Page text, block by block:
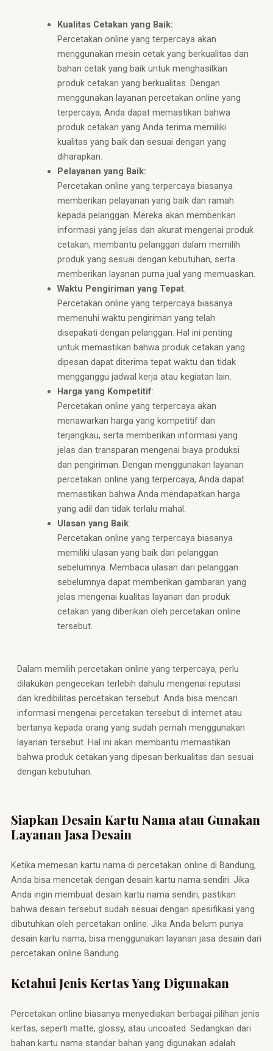
Kualitas Cetakan yang Baik:
Percetakan online yang terpercaya akan
menggunakan mesin cetak yang berkualitas dan
bahan cetak yang baik untuk menghasilkan
produk cetakan yang berkualitas. Dengan
menggunakan layanan percetakan online yang
terpercaya, Anda dapat memastikan bahwa
produk cetakan yang Anda terima memiliki
kualitas yang baik dan sesuai dengan yang
diharapkan.
Pelayanan yang Baik:
Percetakan online yang terpercaya biasanya
memberikan pelayanan yang baik dan ramah
kepada pelanggan. Mereka akan memberikan
informasi yang jelas dan akurat mengenai produk
cetakan, membantu pelanggan dalam memilih
produk yang sesuai dengan kebutuhan, serta
memberikan layanan purna jual yang memuaskan.
Waktu Pengiriman yang Tepat:
Percetakan online yang terpercaya biasanya
memenuhi waktu pengiriman yang telah
disepakati dengan pelanggan. Hal ini penting
untuk memastikan bahwa produk cetakan yang
dipesan dapat diterima tepat waktu dan tidak
mengganggu jadwal kerja atau kegiatan lain.
Harga yang Kompetitif:
Percetakan online yang terpercaya akan
menawarkan harga yang kompetitif dan
terjangkau, serta memberikan informasi yang
jelas dan transparan mengenai biaya produksi
dan pengiriman. Dengan menggunakan layanan
percetakan online yang terpercaya, Anda dapat
memastikan bahwa Anda mendapatkan harga
yang adil dan tidak terlalu mahal.
Ulasan yang Baik:
Percetakan online yang terpercaya biasanya
memiliki ulasan yang baik dari pelanggan
sebelumnya. Membaca ulasan dari pelanggan
sebelumnya dapat memberikan gambaran yang
jelas mengenai kualitas layanan dan produk
cetakan yang diberikan oleh percetakan online
tersebut.
Dalam memilih percetakan online yang terpercaya, perlu
dilakukan pengecekan terlebih dahulu mengenai reputasi
dan kredibilitas percetakan tersebut. Anda bisa mencari
informasi mengenai percetakan tersebut di internet atau
bertanya kepada orang yang sudah pernah menggunakan
layanan tersebut. Hal ini akan membantu memastikan
bahwa produk cetakan yang dipesan berkualitas dan sesuai
dengan kebutuhan.
Siapkan Desain Kartu Nama atau Gunakan
Layanan Jasa Desain
Ketika memesan kartu nama di percetakan online di Bandung,
Anda bisa mencetak dengan desain kartu nama sendiri. Jika
Anda ingin membuat desain kartu nama sendiri, pastikan
bahwa desain tersebut sudah sesuai dengan spesifikasi yang
dibutuhkan oleh percetakan online. Jika Anda belum punya
desain kartu nama, bisa menggunakan layanan jasa desain dari
percetakan online Bandung.
Ketahui Jenis Kertas Yang Digunakan
Percetakan online biasanya menyediakan berbagai pilihan jenis
kertas, seperti matte, glossy, atau uncoated. Sedangkan dari
bahan kartu nama standar bahan yang digunakan adalah